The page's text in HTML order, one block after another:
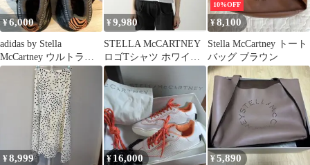
¥ 6,000
adidas by Stella
McCartney ウルトラブ
ースト
¥9,980
STELLA McCARTNEY
ロゴTシャツ ホワイ
ト 14＋
10%OFF
¥8,100
Stella McCartney トート
バッグ ブラウン
¥8,999 ¥ 16,000 ¥5,890